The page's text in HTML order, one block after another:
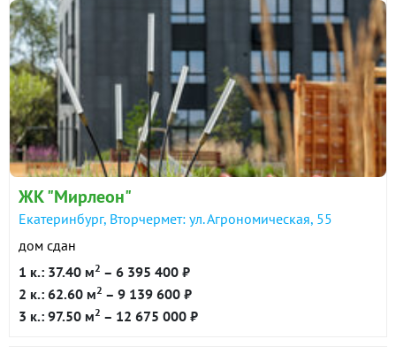
ЖК "Мирлеон"
Екатеринбург, Вторчермет: ул. Агрономическая, 55
дом сдан
1 к.: 37.40 м2 – 6 395 400 ₽
2 к.: 62.60 м2 – 9 139 600 ₽
3 к.: 97.50 м2 – 12 675 000 ₽